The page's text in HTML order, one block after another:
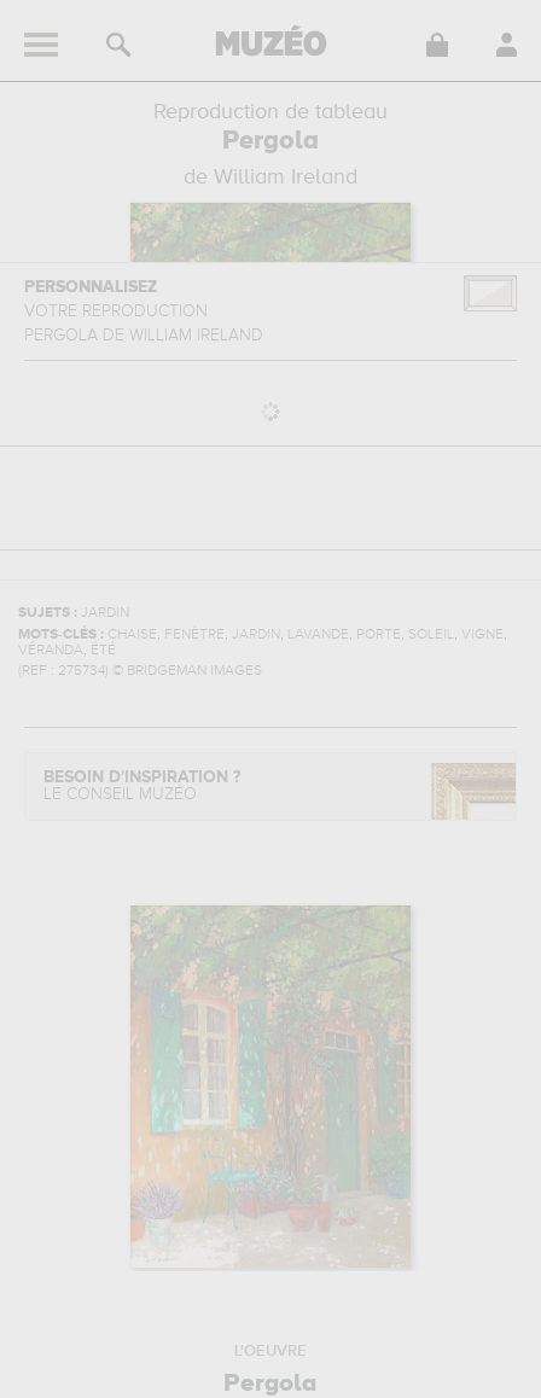
Reproduction de tableau
Pergola
de William Ireland
PERSONNALISEZ
VOTRE REPRODUCTION
PERGOLA DE WILLIAM IRELAND
SUJETS : JARDIN
MOTS-CLÉS : CHAISE, FENÊTRE, JARDIN , LAVANDE, PORTE, SOLEIL, VIGNE,
VÉRANDA, ÉTÉ
(REF : 275734) © BRIDGEMAN IMAGES
BESOIN D'INSPIRATION ?
LE CONSEIL MUZÉO
L'OEUVRE
Pergola